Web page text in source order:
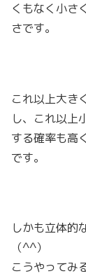
くもなく小さ
さです。
これ以上大き
し、これ以上
する確率も高
です。
しかも立体的
（^^）
こうやってみ